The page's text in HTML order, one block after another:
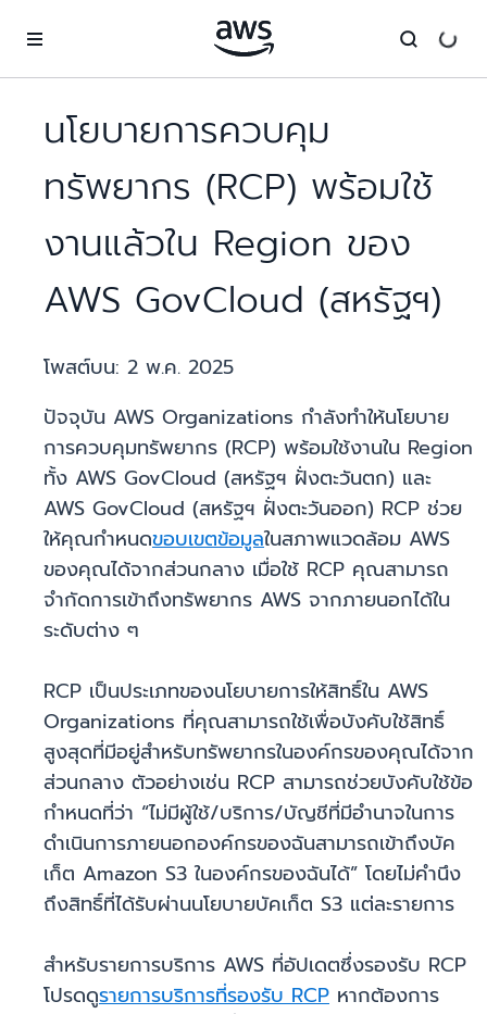
นโยบายการควบคุม
ทรัพยากร (RCP) พร้อมใช้
งานแล้วใน Region ของ
AWS GovCloud (สหรัฐฯ)
โพสต์บน: 2 พ.ค. 2025
ปัจจุบัน AWS Organizations กำลังทำให้นโยบาย
การควบคุมทรัพยากร (RCP) พร้อมใช้งานใน Region
ทั้ง AWS GovCloud (สหรัฐฯ ฝั่งตะวันตก) และ
AWS GovCloud (สหรัฐฯ ฝั่งตะวันออก) RCP ช่วย
ให้คุณกำหนดขอบเขตข้อมูลในสภาพแวดล้อม AWS
ของคุณได้จากส่วนกลาง เมื่อใช้ RCP คุณสามารถ
จำกัดการเข้าถึงทรัพยากร AWS จากภายนอกได้ใน
ระดับต่าง ๆ
RCP เป็นประเภทของนโยบายการให้สิทธิ์ใน AWS
Organizations ที่คุณสามารถใช้เพื่อบังคับใช้สิทธิ์
สูงสุดที่มีอยู่สำหรับทรัพยากรในองค์กรของคุณได้จาก
ส่วนกลาง ตัวอย่างเช่น RCP สามารถช่วยบังคับใช้ข้อ
กำหนดที่ว่า “ไม่มีผู้ใช้/บริการ/บัญชีที่มีอำนาจในการ
ดำเนินการภายนอกองค์กรของฉันสามารถเข้าถึงบัค
เก็ต Amazon S3 ในองค์กรของฉันได้” โดยไม่คำนึง
ถึงสิทธิ์ที่ได้รับผ่านนโยบายบัคเก็ต S3 แต่ละรายการ
สำหรับรายการบริการ AWS ที่อัปเดตซึ่งรองรับ RCP
โปรดดูรายการบริการที่รองรับ RCP หากต้องการ